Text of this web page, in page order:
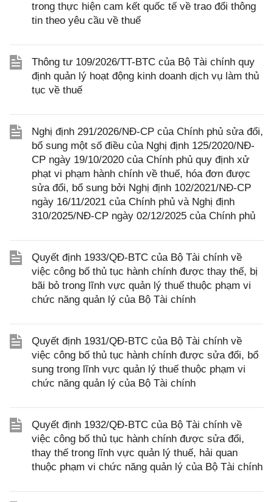
trong thực hiện cam kết quốc tế về trao đổi thông
tin theo yêu cầu về thuế
Thông tư 109/2026/TT-BTC của Bộ Tài chính quy
định quản lý hoạt động kinh doanh dịch vụ làm thủ
tục về thuế
Nghị định 291/2026/NĐ-CP của Chính phủ sửa đổi,
bổ sung một số điều của Nghị định 125/2020/NĐ-
CP ngày 19/10/2020 của Chính phủ quy định xử
phạt vi phạm hành chính về thuế, hóa đơn được
sửa đổi, bổ sung bởi Nghị định 102/2021/NĐ-CP
ngày 16/11/2021 của Chính phủ và Nghị định
310/2025/NĐ-CP ngày 02/12/2025 của Chính phủ
Quyết định 1933/QĐ-BTC của Bộ Tài chính về
việc công bố thủ tục hành chính được thay thế, bị
bãi bỏ trong lĩnh vực quản lý thuế thuộc phạm vi
chức năng quản lý của Bộ Tài chính
Quyết định 1931/QĐ-BTC của Bộ Tài chính về
việc công bố thủ tục hành chính được sửa đổi, bổ
sung trong lĩnh vực quản lý thuế thuộc phạm vi
chức năng quản lý của Bộ Tài chính
Quyết định 1932/QĐ-BTC của Bộ Tài chính về
việc công bố thủ tục hành chính được sửa đổi,
thay thế trong lĩnh vực quản lý thuế, hải quan
thuộc phạm vi chức năng quản lý của Bộ Tài chính